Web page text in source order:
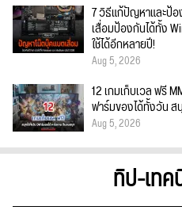
7 วิธีแก้ปัญหาและป้
เสื่อมป้องกันได้ทั้ง
ใช้ได้อีกหลายปี!
Aug 5, 2026
12 เกมเก็บเวล ฟรี
ฟาร์มของได้ทั้งวัน
Aug 5, 2026
ทิป-เท